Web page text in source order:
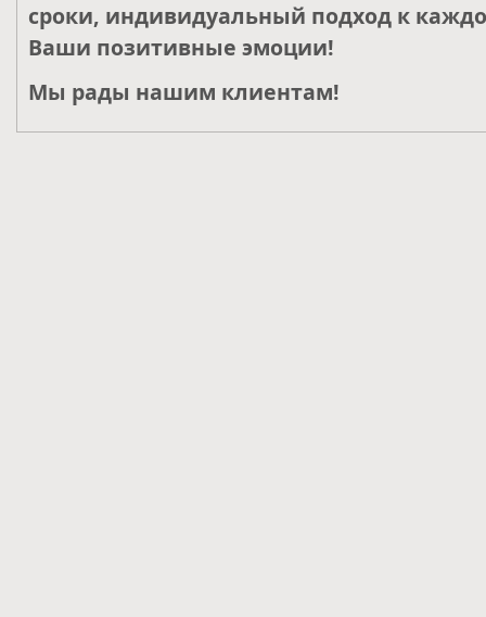
сроки, индивидуальный подход к
Ваши позитивные эмоции!
Мы рады нашим клиентам!